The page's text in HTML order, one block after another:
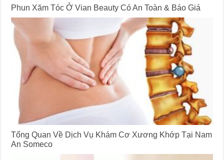
Phun Xăm Tóc Ở Vian Beauty Có An Toàn & Báo Giá
Tổng Quan Về Dịch Vụ Khám Cơ Xương Khớp Tại Nam
An Someco